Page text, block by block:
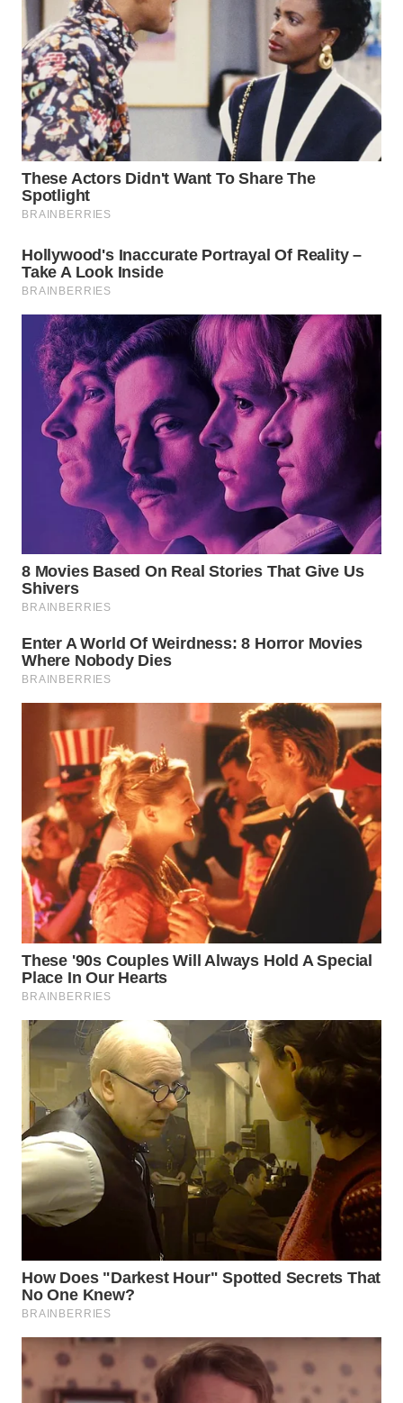
SUMEDANG
WN
CIANJUR
WN
KEPULAUAN
SERIBU
WN
WN
WN
CIREBON
WN
INDRAMAYU
WN
KUNINGAN
WN
MAJALENGKA
SUBANG
WN
SUKABUMI
WN
PURWAKARTA
WN
PRIANGAN
TIMUR
WN
SEMARANG
WN
SOLO
WN
BOROBUDUR
WN
MADURA
WN
SURABAYA
NATUNA
WN
WN
MANDALIKA